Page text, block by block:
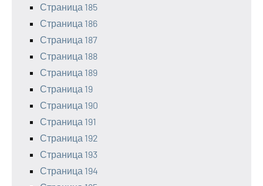
Страница 185
Страница 186
Страница 187
Страница 188
Страница 189
Страница 19
Страница 190
Страница 191
Страница 192
Страница 193
Страница 194